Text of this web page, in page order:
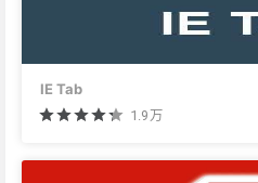
IE Tab
1.9万